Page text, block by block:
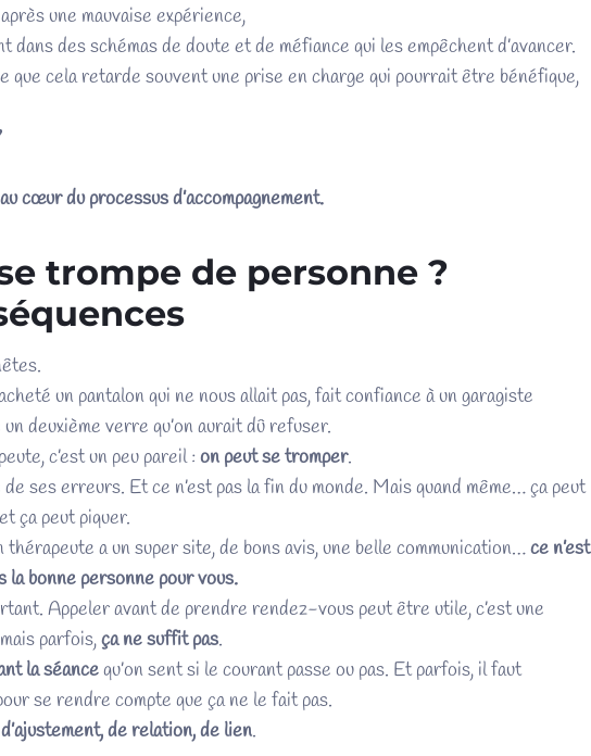
une mauvaise expérience,
dans des schémas de doute et de méfiance qui les empêchent d’avancer.
que cela retarde souvent une prise en charge qui pourrait être bénéfique,
cœur du processus d’accompagnement.
trompe de personne ?
un pantalon qui ne nous allait pas, fait confiance à un garagiste
deuxième verre qu’on aurait dû refuser.
c’est un peu pareil :on peut se tromper.
ses erreurs. Et ce n’est pas la fin du monde. Mais quand même… ça peut
ça peut piquer.
thérapeute a un super site, de bons avis, une belle communication…ce n’est
la bonne personne pour vous.
Appeler avant de prendre rendez-vous peut être utile, c’est une
parfois,ça ne suffit pas.
la séancequ’on sent si le courant passe ou pas. Et parfois, il faut
se rendre compte que ça ne le fait pas.
d’ajustement, de relation, de lien.